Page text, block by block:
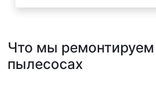
Что мы ремонтируем
пылесосах